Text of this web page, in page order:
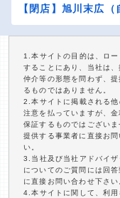
【閉店】旭川末広（
1.本サイトの目的は、ロ
することにあり、当社は
仲介等の形態を問わず、
るものではありません。
2.本サイトに掲載される
注意を払っていますが、
保証するものではござい
提供する事業者に直接お
い。
3.当社及び当社アドバイ
についてのご質問には回
に直接お問い合わせ下さい
4.本サイトに関して、利